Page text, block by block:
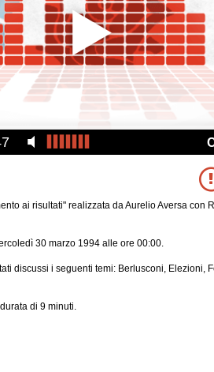
ai risultati" realizzata da Aurelio Aversa con
30 marzo 1994 alle ore 00:00.
discussi i seguenti temi: Berlusconi, Elezioni,
di 9 minuti.